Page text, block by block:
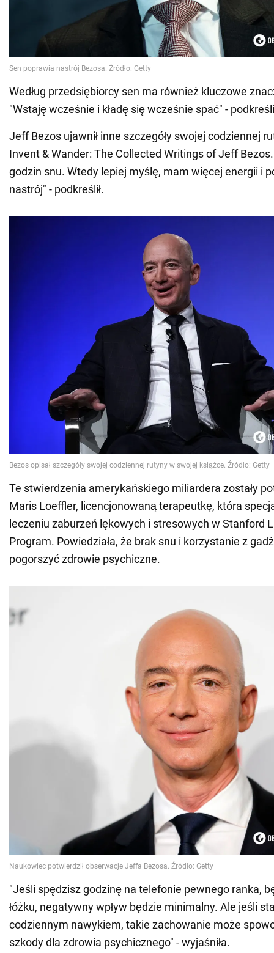
Według przedsiębiorcy sen ma również kluczowe
"Wstaję wcześnie i kładę się wcześnie spać" -
Jeff Bezos ujawnił inne szczegóły swojej codziennej
Invent & Wander: The Collected Writings of Jeff
godzin snu. Wtedy lepiej myślę, mam więcej energii i
nastrój" - podkreślił.
Te stwierdzenia amerykańskiego miliardera zostały
Maris Loeffler, licencjonowaną terapeutkę, która
leczeniu zaburzeń lękowych i stresowych w Stanford
Program. Powiedziała, że brak snu i korzystanie z
pogorszyć zdrowie psychiczne.
"Jeśli spędzisz godzinę na telefonie pewnego ranka,
łóżku, negatywny wpływ będzie minimalny. Ale jeśli
codziennym nawykiem, takie zachowanie może
szkody dla zdrowia psychicznego" - wyjaśniła.